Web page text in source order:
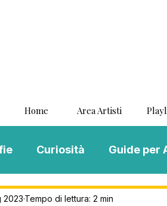
Home Area Artisti
Curiosità Guide per
MENTAL BLOG MUSIC
2023 Tempo di lettura: 2 min